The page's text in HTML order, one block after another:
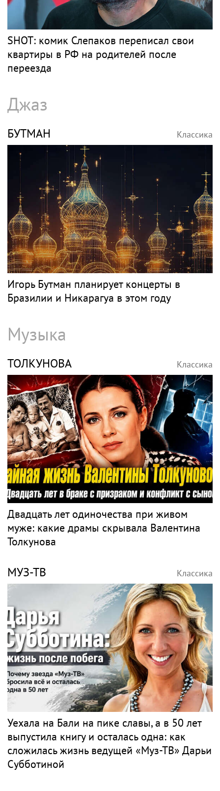
SHOT: комик Слепаков переписал свои
квартиры в РФ на родителей после
переезда
Джаз
БУТМАН Классика
Игорь Бутман планирует концерты в
Бразилии и Никарагуа в этом году
Музыка
ТОЛКУНОВА Классика
Двадцать лет одиночества при живом
муже: какие драмы скрывала Валентина
Толкунова
МУЗ-ТВ Классика
Уехала на Бали на пике славы, а в 50 лет
выпустила книгу и осталась одна: как
сложилась жизнь ведущей «Муз-ТВ» Дарьи
Субботиной